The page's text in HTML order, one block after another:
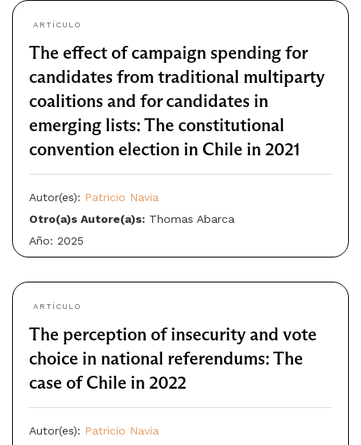
ARTÍCULO
The effect of campaign spending for
candidates from traditional multiparty
coalitions and for candidates in
emerging lists: The constitutional
convention election in Chile in 2021
Autor(es): Patricio Navia
Otro(a)s Autore(a)s: Thomas Abarca
Año: 2025
ARTÍCULO
The perception of insecurity and vote
choice in national referendums: The
case of Chile in 2022
Autor(es): Patricio Navia